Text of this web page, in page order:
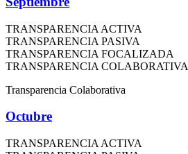
TRANSPARENCIA ACTIVA
TRANSPARENCIA PASIVA
TRANSPARENCIA FOCALIZADA
TRANSPARENCIA COLABORATIVA
Transparencia Colaborativa
Octubre
TRANSPARENCIA ACTIVA